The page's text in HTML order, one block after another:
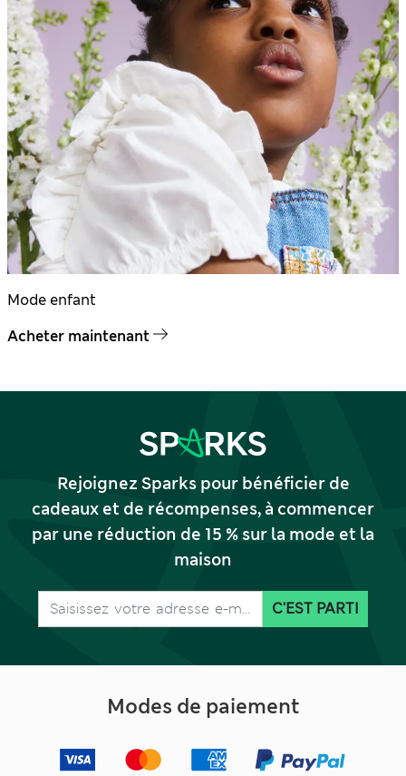
Mode enfant
Acheter maintenant
Rejoignez Sparks pour bénéficier de
cadeaux et de récompenses, à commencer
par une réduction de 15 % sur la mode et la
maison
C'EST PARTI
Modes de paiement